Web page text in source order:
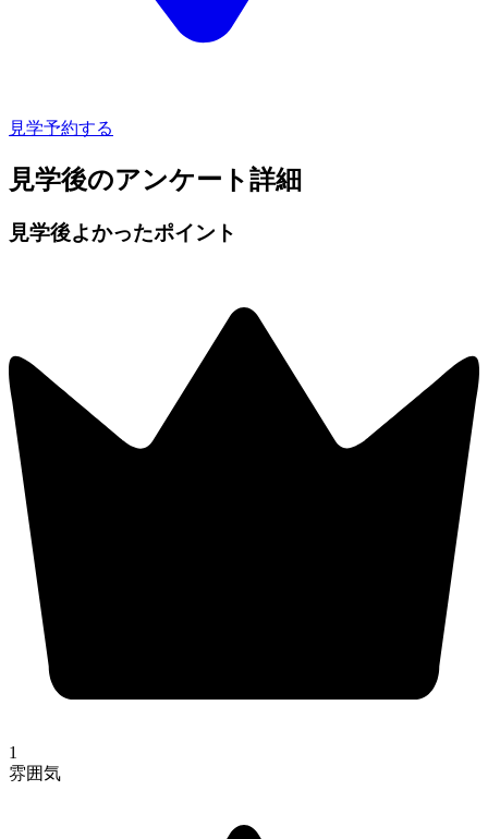
見学予約する
見学後のアンケート詳細
見学後よかったポイント
1
雰囲気